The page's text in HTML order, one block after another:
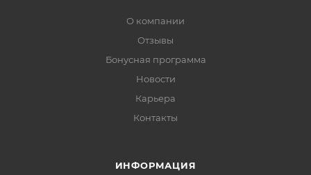
О компании
Отзывы
Бонусная программа
Новости
Карьера
Контакты
ИНФОРМАЦИЯ